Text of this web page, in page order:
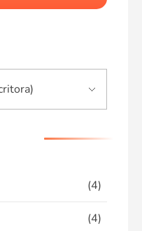
(4)
(4)